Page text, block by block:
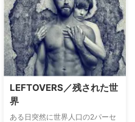
LEFTOVERS／残された世
界
ある日突然に世界人口の2パーセ